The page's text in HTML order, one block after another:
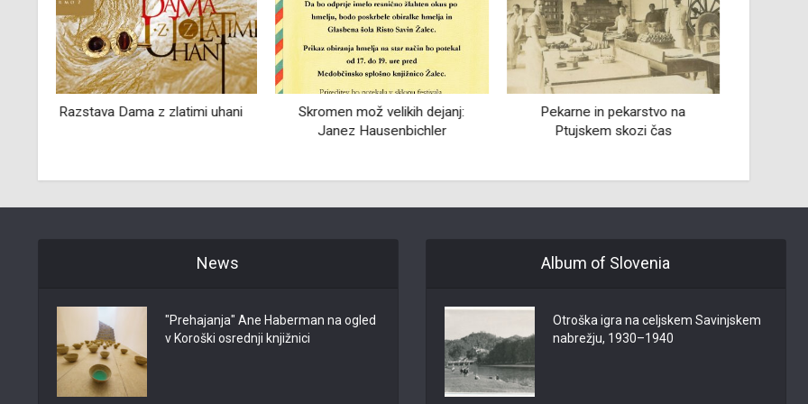
Skromen mož velikih dejanj:
Pekarne in pekarstvo na
Ptujskem skozi čas
Neverjetne gore
News
"Prehajanja" Ane Haberman na ogled
v Koroški osrednji knjižnici
Album of Slovenia
Otroška igra na celjskem Savinjskem
nabrežju, 1930–1940